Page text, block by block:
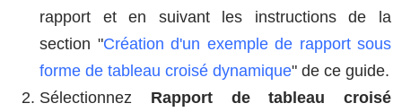
rapport et en suivant les instructions de la
section "Création d'un exemple de rapport sous
forme de tableau croisé dynamique" de ce guide.
Sélectionnez Rapport de tableau croisé